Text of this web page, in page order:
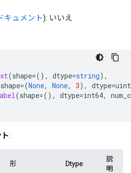
キュメント): いいえ
(shape=(), dtype=string),
shape=(None, None, 3), dtype=
(shape=(), dtype=int64,
:
形 Dtype
説
明